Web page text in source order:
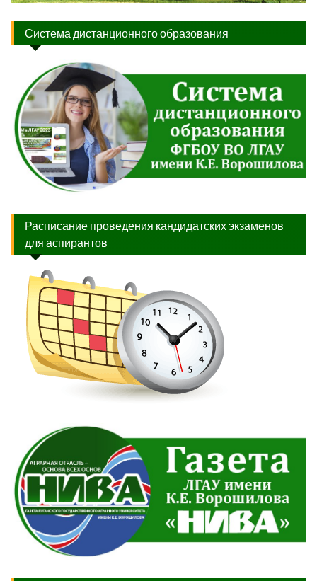
Система дистанционного образования
Расписание проведения кандидатских экзаменов
для аспирантов